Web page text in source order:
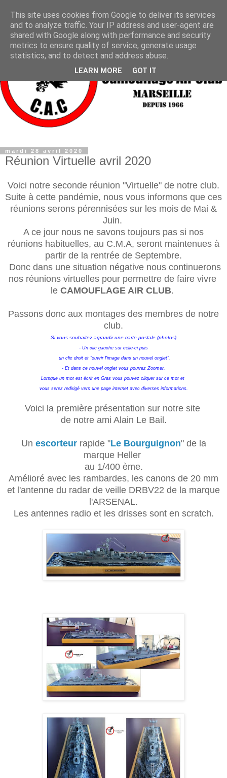
mardi 28 avril 2020
Réunion Virtuelle avril 2020
Voici notre seconde réunion "Virtuelle" de notre club.
Suite à cette pandémie, nous vous informons que ces
réunions serons pérennisées sur les mois de Mai &
Juin.
A ce jour nous ne savons toujours pas si nos
réunions habituelles, au C.M.A, seront maintenues à
partir de la rentrée de Septembre.
Donc dans une situation négative nous continuerons
nos réunions virtuelles pour permettre de faire vivre
le CAMOUFLAGE AIR CLUB.
Passons donc aux montages des membres de notre
club.
Si vous souhaitez agrandir une carte postale (photos)
- Un clic gauche sur celle-ci puis
un clic droit et "ouvrir l'image dans un nouvel onglet".
- Et dans ce nouvel onglet vous pourrez Zoomer.
Lorsque un mot est écrit en Gras vous pouvez cliquer sur ce mot et
vous serez redirigé vers une page internet avec diverses informations.
Voici la première présentation sur notre site
de notre ami Alain Le Bail.
Un escorteurrapide "Le Bourguignon" de la
marque Heller
au 1/400 ème.
Amélioré avec les rambardes, les canons de 20 mm
et l'antenne du radar de veille DRBV22 de la marque
l'ARSENAL.
Les antennes radio et les drisses sont en scratch.
This site uses cookies from Google to deliver its services
and to analyze traffic. Your IP address and user-agent are
shared with Google along with performance and security
metrics to ensure quality of service, generate usage
statistics, and to detect and address abuse.
LEARN MORE GOT IT